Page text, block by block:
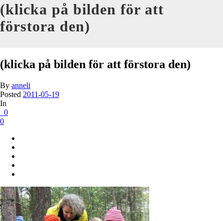
(klicka på bilden för att
förstora den)
(klicka på bilden för att förstora den)
By anneli
Posted 2011-05-19
In
0
0